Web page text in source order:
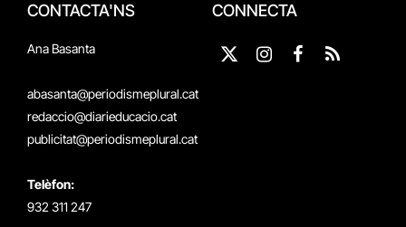
CONTACTA'NS
Ana Basanta
abasanta@periodismeplural.cat
redaccio@diarieducacio.cat
publicitat@periodismeplural.cat
Telèfon:
932 311 247
CONNECTA
X
Instagram
Facebook
RSS